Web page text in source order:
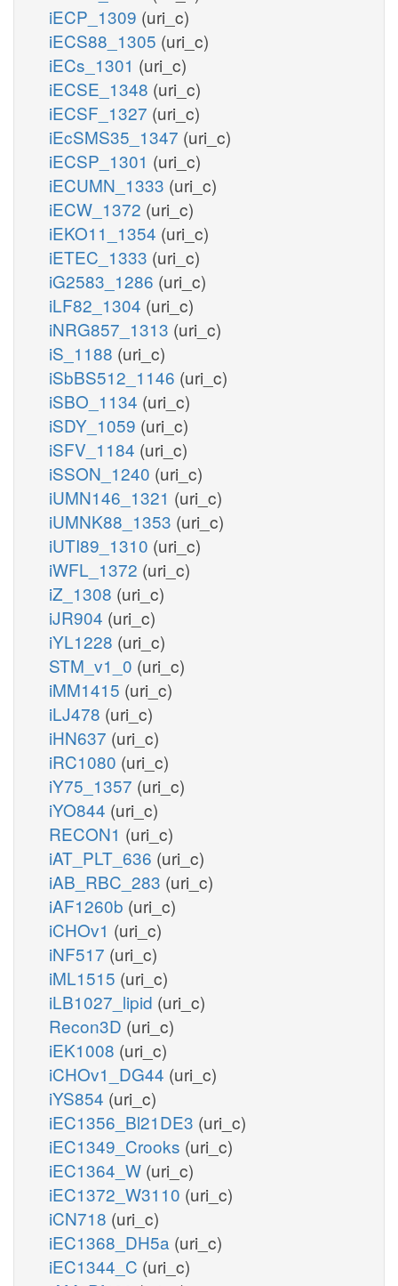
iECP_1309 (uri_c)
iECS88_1305 (uri_c)
iECs_1301 (uri_c)
iECSE_1348 (uri_c)
iECSF_1327 (uri_c)
iEcSMS35_1347 (uri_c)
iECSP_1301 (uri_c)
iECUMN_1333 (uri_c)
iECW_1372 (uri_c)
iEKO11_1354 (uri_c)
iETEC_1333 (uri_c)
iG2583_1286 (uri_c)
iLF82_1304 (uri_c)
iNRG857_1313 (uri_c)
iS_1188 (uri_c)
iSbBS512_1146 (uri_c)
iSBO_1134 (uri_c)
iSDY_1059 (uri_c)
iSFV_1184 (uri_c)
iSSON_1240 (uri_c)
iUMN146_1321 (uri_c)
iUMNK88_1353 (uri_c)
iUTI89_1310 (uri_c)
iWFL_1372 (uri_c)
iZ_1308 (uri_c)
iJR904 (uri_c)
iYL1228 (uri_c)
STM_v1_0 (uri_c)
iMM1415 (uri_c)
iLJ478 (uri_c)
iHN637 (uri_c)
iRC1080 (uri_c)
iY75_1357 (uri_c)
iYO844 (uri_c)
RECON1 (uri_c)
iAT_PLT_636 (uri_c)
iAB_RBC_283 (uri_c)
iAF1260b (uri_c)
iCHOv1 (uri_c)
iNF517 (uri_c)
iML1515 (uri_c)
iLB1027_lipid (uri_c)
Recon3D (uri_c)
iEK1008 (uri_c)
iCHOv1_DG44 (uri_c)
iYS854 (uri_c)
iEC1356_Bl21DE3 (uri_c)
iEC1349_Crooks (uri_c)
iEC1364_W (uri_c)
iEC1372_W3110 (uri_c)
iCN718 (uri_c)
iEC1368_DH5a (uri_c)
iEC1344_C (uri_c)